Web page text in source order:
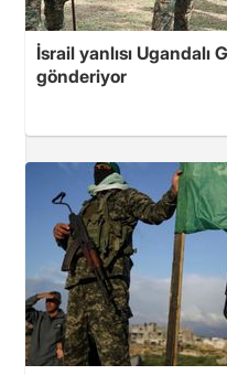
İsrail yanlısı Ugandalı
gönderiyor